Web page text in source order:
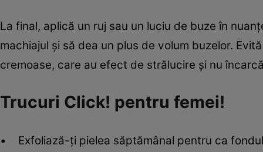
La final, aplică un ruj sau un luciu de buze în
machiajul şi să dea un plus de volum buzelor.
cremoase, care au efect de strălucire şi nu
Trucuri Click! pentru femei!
• Exfoliază-ţi pielea săptămânal pentru ca